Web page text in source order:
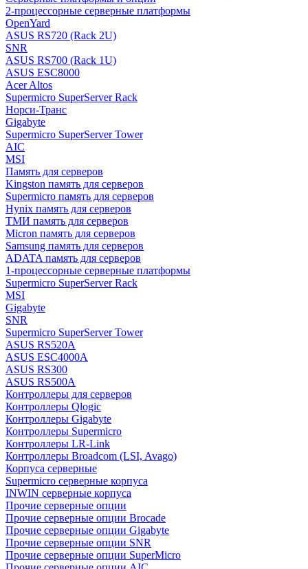
2-процессорные серверные платформы
OpenYard
ASUS RS720 (Rack 2U)
SNR
ASUS RS700 (Rack 1U)
ASUS ESC8000
Acer Altos
Supermicro SuperServer Rack
Норси-Транс
Gigabyte
Supermicro SuperServer Tower
AIC
MSI
Память для серверов
Kingston память для серверов
Supermicro память для серверов
Hynix память для серверов
ТМИ память для серверов
Micron память для серверов
Samsung память для серверов
ADATA память для серверов
1-процессорные серверные платформы
Supermicro SuperServer Rack
MSI
Gigabyte
SNR
Supermicro SuperServer Tower
ASUS RS520A
ASUS ESC4000A
ASUS RS300
ASUS RS500A
Контроллеры для серверов
Контроллеры Qlogic
Контроллеры Gigabyte
Контроллеры Supermicro
Контроллеры LR-Link
Контроллеры Broadcom (LSI, Avago)
Корпуса серверные
Supermicro серверные корпуса
INWIN серверные корпуса
Прочие серверные опции
Прочие серверные опции Brocade
Прочие серверные опции Gigabyte
Прочие серверные опции SNR
Прочие серверные опции SuperMicro